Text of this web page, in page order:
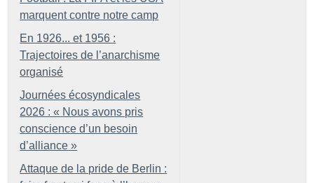
marquent contre notre camp
En 1926... et 1956 :
Trajectoires de l’anarchisme
organisé
Journées écosyndicales
2026 : « Nous avons pris
conscience d’un besoin
d’alliance »
Attaque de la pride de Berlin :